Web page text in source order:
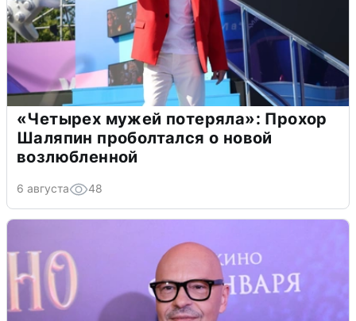
«Четырех мужей потеряла»: Прохор
Шаляпин проболтался о новой
возлюбленной
6 августа 48